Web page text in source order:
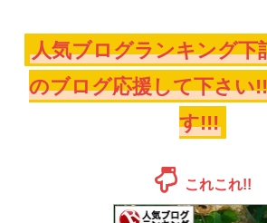
人気ブログランキング下
のブログ応援して下さい
す!!!
これこれ!!